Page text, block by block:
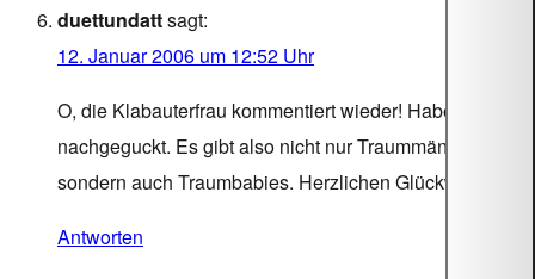
duettundattsagt:
12. Januar 2006 um 12:52 Uhr
O, die Klabauterfrau kommentiert wieder! Habe gerade
nachgeguckt. Es gibt also nicht nur Traummänner
sondern auch Traumbabies. Herzlichen Glückwunsch!
Antworten